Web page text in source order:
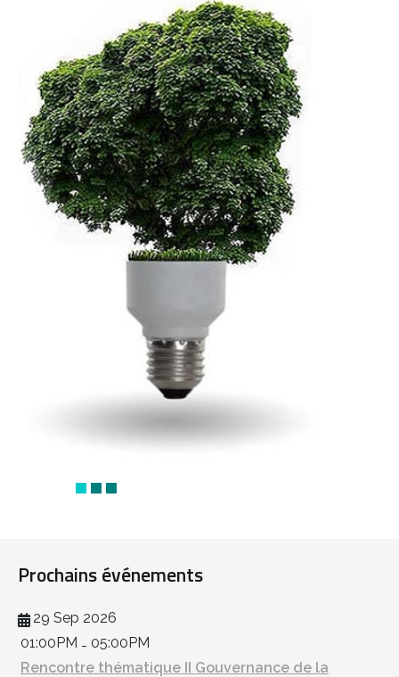
Prochains événements
29 Sep 2026
01:00PM - 05:00PM
Rencontre thématique II Gouvernance de la